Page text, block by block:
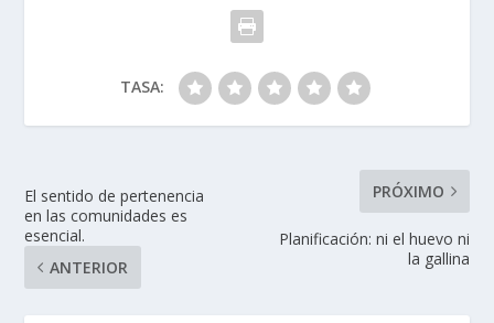
TASA:
El sentido de pertenencia
en las comunidades es
esencial.
ANTERIOR
PRÓXIMO
Planificación: ni el huevo ni
la gallina